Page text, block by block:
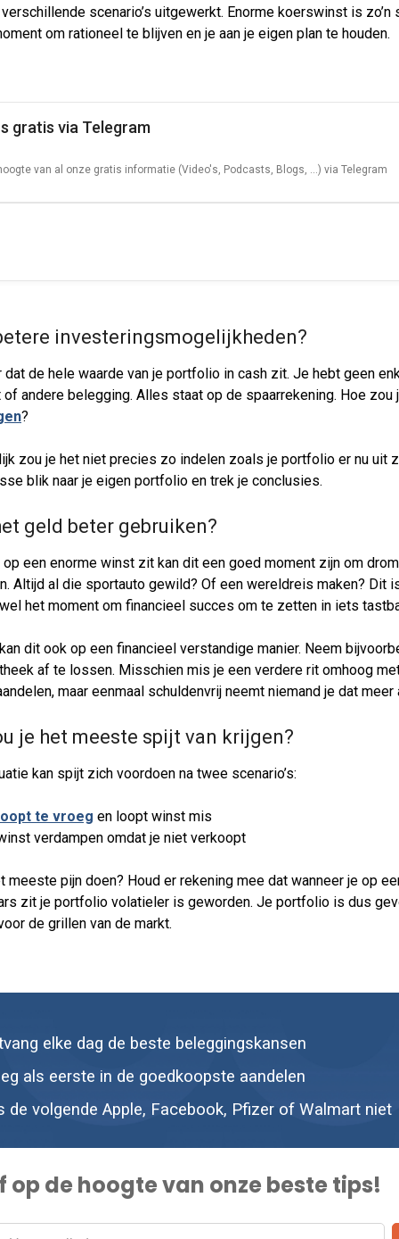
scenario’s uitgewerkt. Enorme koerswinst is zo’n
om rationeel te blijven en je aan je eigen plan te houden.
gratis via Telegram
van al onze gratis informatie (Video's, Podcasts, Blogs, ...) via Telegram
investeringsmogelijkheden?
dat de hele waarde van je portfolio in cash zit. Je hebt geen
of andere belegging. Alles staat op de spaarrekening. Hoe zou
?
zou je het niet precies zo indelen zoals je portfolio er nu uit
blik naar je eigen portfolio en trek je conclusies.
geld beter gebruiken?
op een enorme winst zit kan dit een goed moment zijn om
Altijd al die sportauto gewild? Of een wereldreis maken? Dit
het moment om financieel succes om te zetten in iets
dit ook op een financieel verstandige manier. Neem
af te lossen. Misschien mis je een verdere rit omhoog
maar eenmaal schuldenvrij neemt niemand je dat
je het meeste spijt van krijgen?
kan spijt zich voordoen na twee scenario’s:
te vroeg en loopt winst mis
verdampen omdat je niet verkoopt
meeste pijn doen? Houd er rekening mee dat wanneer je op
zit je portfolio volatieler is geworden. Je portfolio is dus
de grillen van de markt.
elke dag de beste beleggingskansen
als eerste in de goedkoopste aandelen
de volgende Apple, Facebook, Pfizer of Walmart niet
op de hoogte van onze beste tips!